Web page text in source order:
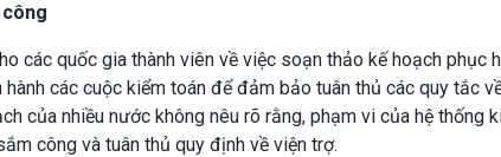
các quốc gia thành viên về việc soạn thảo kế hoạch phục
các cuộc kiểm toán để đảm bảo tuân thủ các quy tắc
của nhiều nước không nêu rõ rằng, phạm vi của hệ thống
công và tuân thủ quy định về viện trợ.